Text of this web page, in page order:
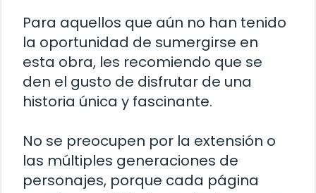
Para aquellos que aún no han tenido
la oportunidad de sumergirse en
esta obra, les recomiendo que se
den el gusto de disfrutar de una
historia única y fascinante.
No se preocupen por la extensión o
las múltiples generaciones de
personajes, porque cada página